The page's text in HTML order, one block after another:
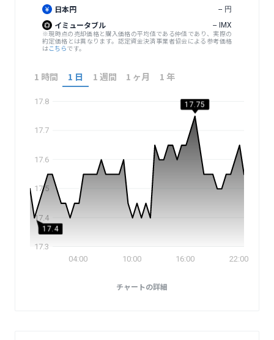
日本円 -- 円
イミュータブル -- IMX
※現時点の売却価格と購入価格の平均値である仲値であり、実際の
約定価格とは異なります。認定資金決済事業者協会による参考価格
はこちらです。
1 時間 1 日 1 週間 1 ヶ月 1 年
17.4
17.75
04:00 10:00 16:00 22:00
17.3
17.4
17.5
17.6
17.7
17.8
チャートの詳細